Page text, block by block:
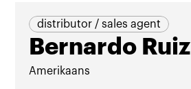
distributor / sales agent
Bernardo Ruiz
Amerikaans